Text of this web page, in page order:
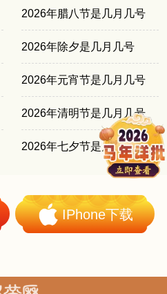
2026年腊八节是几月几号
2026年除夕是几月几号
2026年元宵节是几月几号
2026年清明节是几月几号
2026年七夕节是几月几号
IPhone下载